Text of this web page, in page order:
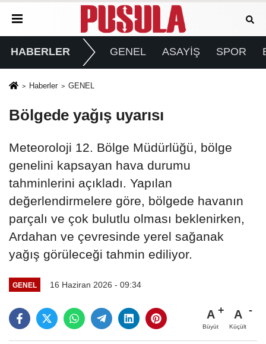
HABERLER GENEL ASAYİŞ SPOR
Haberler GENEL
Bölgede yağış uyarısı
Meteoroloji 12. Bölge Müdürlüğü, bölge
genelini kapsayan hava durumu
tahminlerini açıkladı. Yapılan
değerlendirmelere göre, bölgede havanın
parçalı ve çok bulutlu olması beklenirken,
Ardahan ve çevresinde yerel sağanak
yağış görüleceği tahmin ediliyor.
GENEL 16 Haziran 2026 - 09:34
A
Büyüt
A
Küçült